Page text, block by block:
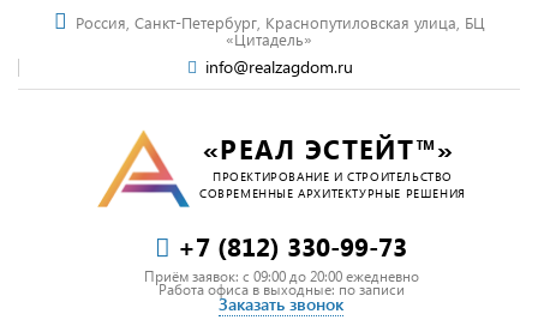
Россия, Санкт-Петербург, Краснопутиловская улица, БЦ
«Цитадель»
info@realzagdom.ru
«РЕАЛ ЭСТЕЙТ™»
ПРОЕКТИРОВАНИЕ И СТРОИТЕЛЬСТВО
СОВРЕМЕННЫЕ АРХИТЕКТУРНЫЕ РЕШЕНИЯ
+7 (812) 330-99-73
Приём заявок: c 09:00 до 20:00 ежедневно
Работа офиса в выходные: по записи
Заказать звонок